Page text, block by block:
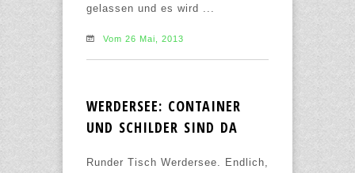
gelassen und es wird ...
Vom 26 Mai, 2013
WERDERSEE: CONTAINER
UND SCHILDER SIND DA
Runder Tisch Werdersee. Endlich,